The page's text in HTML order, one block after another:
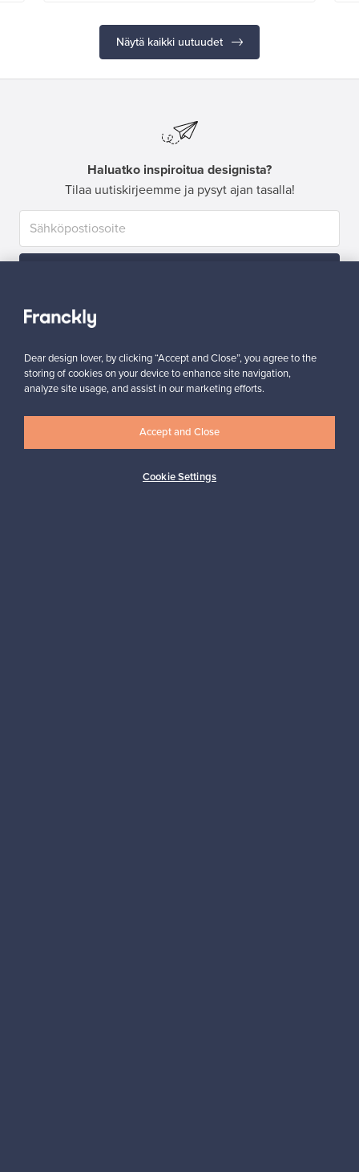
Näytä kaikki uutuudet
Haluatko inspiroitua designista?
Tilaa uutiskirjeemme ja pysyt ajan tasalla!
Aitoa designia Turvalliset maksut
Dear design lover, by clicking “Accept and Close”, you agree to the
storing of cookies on your device to enhance site navigation,
analyze site usage, and assist in our marketing efforts.
Cookie Settings
Accept and Close